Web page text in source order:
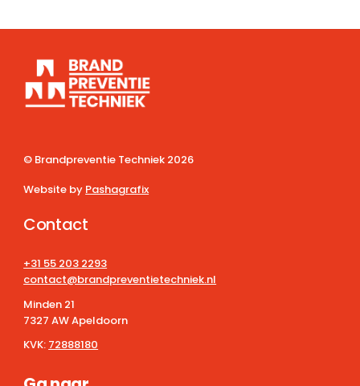
© Brandpreventie Techniek 2026
Website by Pashagrafix
Contact
+31 55 203 2293
contact@brandpreventietechniek.nl
Minden 21
7327 AW Apeldoorn
KVK: 72888180